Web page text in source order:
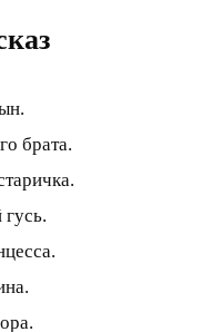
брата.